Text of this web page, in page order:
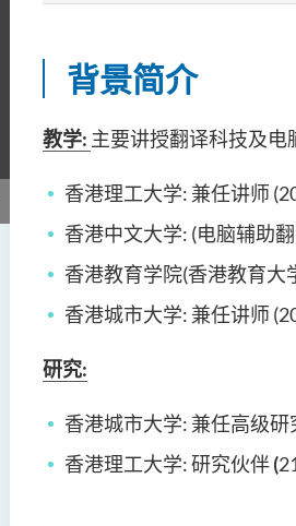
背景简介
教学: 主要讲授翻译科技及电
香港理工大学: 兼任讲师
香港中文大学: (电脑辅助
香港教育学院(香港教育大
香港城市大学: 兼
研究:
香港城市大学: 兼任高级
香港理工大学: 研究伙伴(